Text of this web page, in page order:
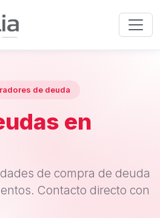
de deuda
en
de compra de deuda
Contacto directo con